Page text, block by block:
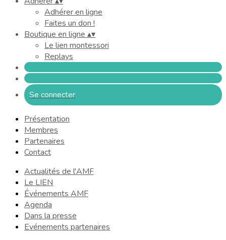
Adhérer en ligne
Faites un don !
Boutique en ligne ▴▾
Le lien montessori
Replays
Se connecter
Présentation
Membres
Partenaires
Contact
Actualités de l'AMF
Le LIEN
Événements AMF
Agenda
Dans la presse
Evénements partenaires